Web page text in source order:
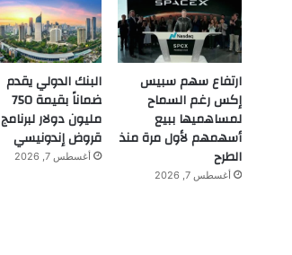
ارتفاع سهم سبيس
إكس رغم السماح
لمساهميها ببيع
أسهمهم لأول مرة منذ
الطرح
أغسطس 7, 2026
البنك الدولي يقدم
ضماناً بقيمة 750
مليون دولار لبرنامج
قروض إندونيسي
أغسطس 7, 2026